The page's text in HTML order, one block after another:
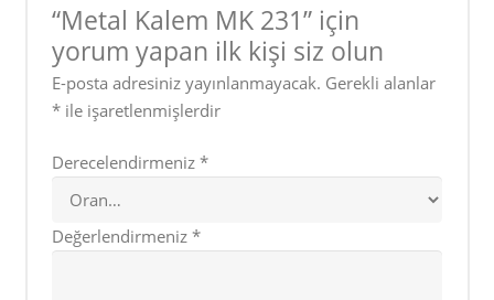
“Metal Kalem MK 231” için
yorum yapan ilk kişi siz olun
E-posta adresiniz yayınlanmayacak. Gerekli alanlar
* ile işaretlenmişlerdir
Derecelendirmeniz *
Değerlendirmeniz *